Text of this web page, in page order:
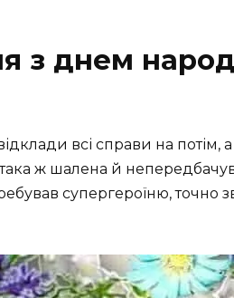
з днем
всі справи на потім,
ж шалена й
супергероїню, точно